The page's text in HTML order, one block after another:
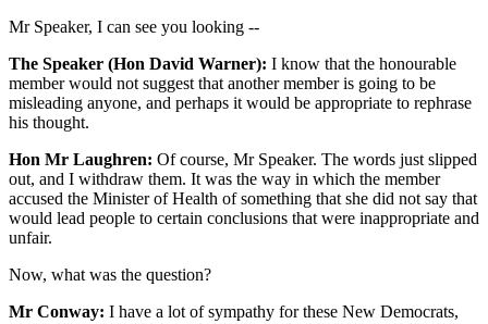
Mr Speaker, I can see you looking --
The Speaker (Hon David Warner): I know that the honourable
member would not suggest that another member is going to be
misleading anyone, and perhaps it would be appropriate to rephrase
his thought.
Hon Mr Laughren: Of course, Mr Speaker. The words just slipped
out, and I withdraw them. It was the way in which the member
accused the Minister of Health of something that she did not say that
would lead people to certain conclusions that were inappropriate and
unfair.
Now, what was the question?
Mr Conway: I have a lot of sympathy for these New Democrats,